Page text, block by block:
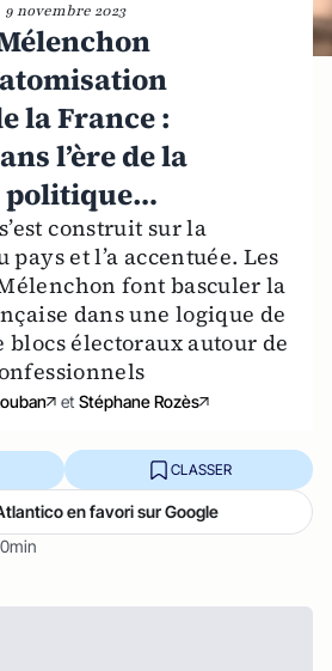
9 novembre 2023
la France :
l’ère de la
politique…
construit sur la
et l’a accentuée. Les
font basculer la
dans une logique de
électoraux autour de
et Stéphane Rozès
CLASSER
en favori sur Google